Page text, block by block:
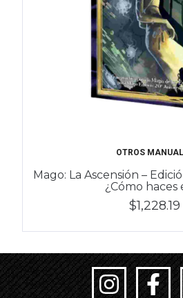
OTROS
Mago: La Ascensión –
¿Cómo haces
$1,228.19